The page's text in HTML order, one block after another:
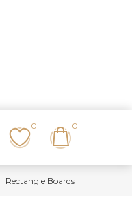
0 0
Rectangle Boards